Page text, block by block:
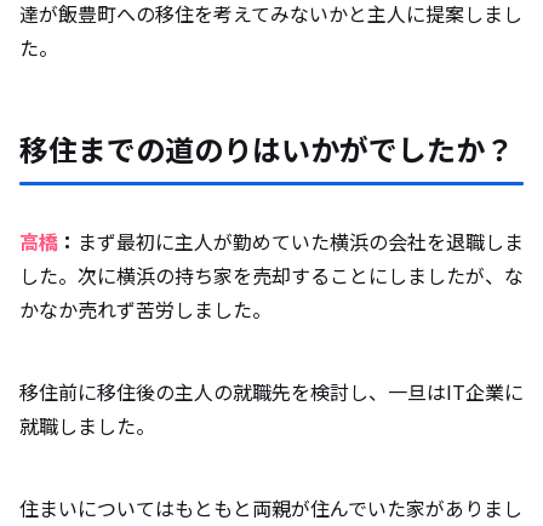
達が飯豊町への移住を考えてみないかと主人に提案しまし
た。
移住までの道のりはいかがでしたか？
高橋 ： まず最初に主人が勤めていた横浜の会社を退職しま
した。次に横浜の持ち家を売却することにしましたが、な
かなか売れず苦労しました。
移住前に移住後の主人の就職先を検討し、一旦はIT企業に
就職しました。
住まいについてはもともと両親が住んでいた家がありまし